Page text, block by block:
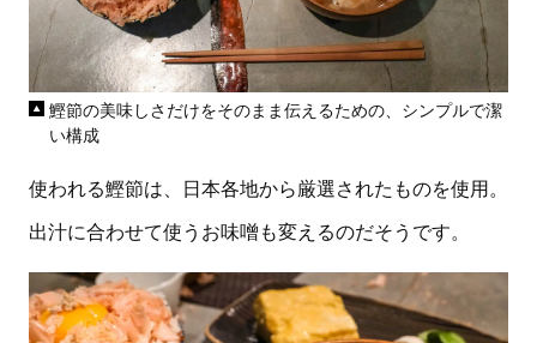
鰹節の美味しさだけをそのまま伝えるための、シンプルで潔
い構成
使われる鰹節は、日本各地から厳選されたものを使用。
出汁に合わせて使うお味噌も変えるのだそうです。